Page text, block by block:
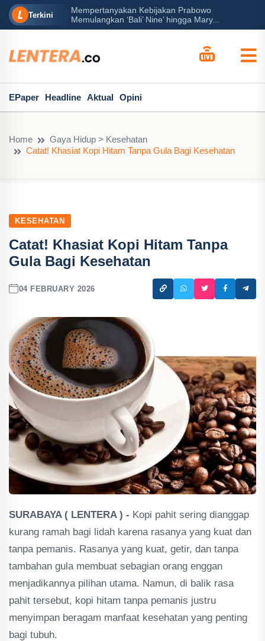
Terkini
Mempertanyakan Kebijakan Prabowo
Memulangkan ‘Bali’ Nine’ hingga Mary...
EPaper Headline Aktual Opini
Home
Gaya Hidup > Kesehatan
Catat! Khasiat Kopi Hitam Tanpa Gula Bagi Kesehatan
KESEHATAN
Catat! Khasiat Kopi Hitam Tanpa
Gula Bagi Kesehatan
04 FEBRUARY 2026
SURABAYA ( LENTERA ) - Kopi pahit sering dianggap
kurang ramah bagi lidah karena rasanya yang kuat dan
tanpa pemanis. Rasanya yang kuat, getir, dan tanpa
tambahan gula membuat sebagian orang enggan
menjadikannya pilihan utama. Namun, di balik rasa
pahit tersebut, kopi hitam tanpa pemanis justru
menyimpan beragam manfaat kesehatan yang penting
bagi tubuh.